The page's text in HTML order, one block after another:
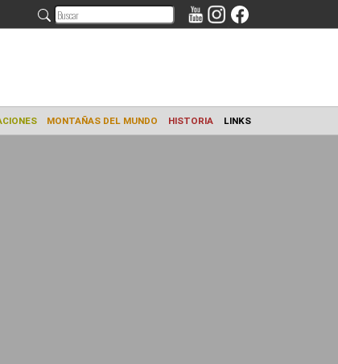
CAPACITACIONES MONTAÑAS DEL MUNDO HISTORIA